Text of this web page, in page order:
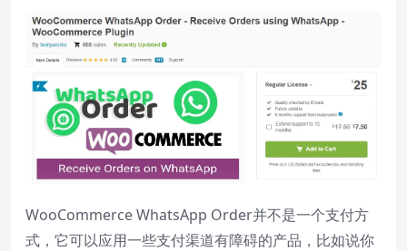
Chapters
Chapters
Descriptions
descriptions off, selected
Subtitles
subtitles settings, opens subtitles
settings dialog
Audio Track
WooCommerce WhatsApp Order并不是一个支付方
式，它可以应用一些支付渠道有障碍的产品，比如说你